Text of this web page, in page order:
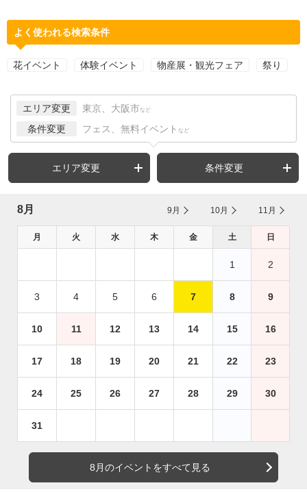
よく使われる検索条件
花イベント 体験イベント 物産展・観光フェア 祭り
エリア変更 東京、大阪市 など
条件変更 フェス、無料イベント など
エリア変更 条件変更
8月 9月 10月 11月
月 火 水 木 金 土 日
1 2
3 4 5 6 7 8 9
10 11 12 13 14 15 16
17 18 19 20 21 22 23
24 25 26 27 28 29 30
31
8月のイベントをすべて見る